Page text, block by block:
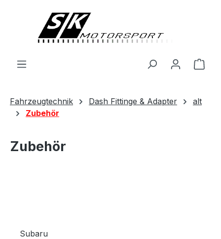
Fahrzeugtechnik Dash Fittinge & Adapter
alt
Zubehör
Zubehör
Subaru